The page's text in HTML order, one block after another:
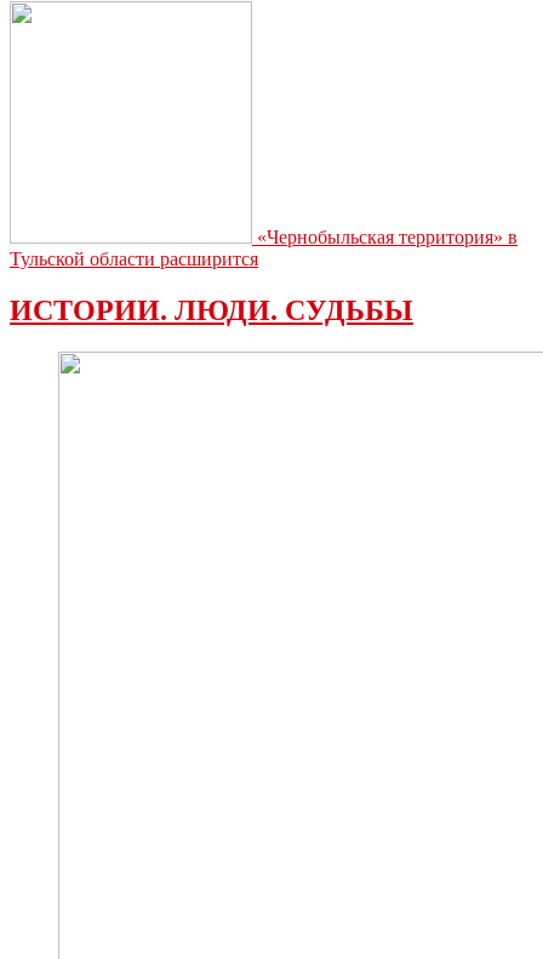
«Чернобыльская территория» в
Тульской области расширится
ИСТОРИИ. ЛЮДИ. СУДЬБЫ